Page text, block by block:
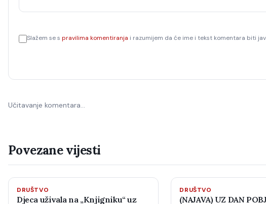
Slažem se s pravilima komentiranja i razumijem da će ime i tekst komentara biti
Učitavanje komentara…
Povezane vijesti
DRUŠTVO
Djeca uživala na „Knjigniku“ uz
DRUŠTVO
(NAJAVA) UZ DAN